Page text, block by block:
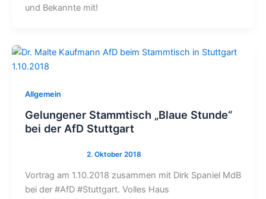
und Bekannte mit!
Allgemein
Gelungener Stammtisch „Blaue Stunde“
bei der AfD Stuttgart
Vortrag am 1.10.2018 zusammen mit Dirk Spaniel MdB
bei der #AfD #Stuttgart. Volles Haus